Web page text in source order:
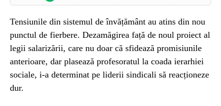
Tensiunile din sistemul de învățământ au atins din nou
punctul de fierbere. Dezamăgirea față de noul proiect al
legii salarizării, care nu doar că sfidează promisiunile
anterioare, dar plasează profesoratul la coada ierarhiei
sociale, i-a determinat pe liderii sindicali să reacționeze
dur.